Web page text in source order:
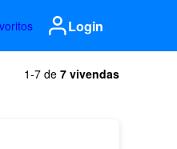
Login
1-7 de 7 vivendas